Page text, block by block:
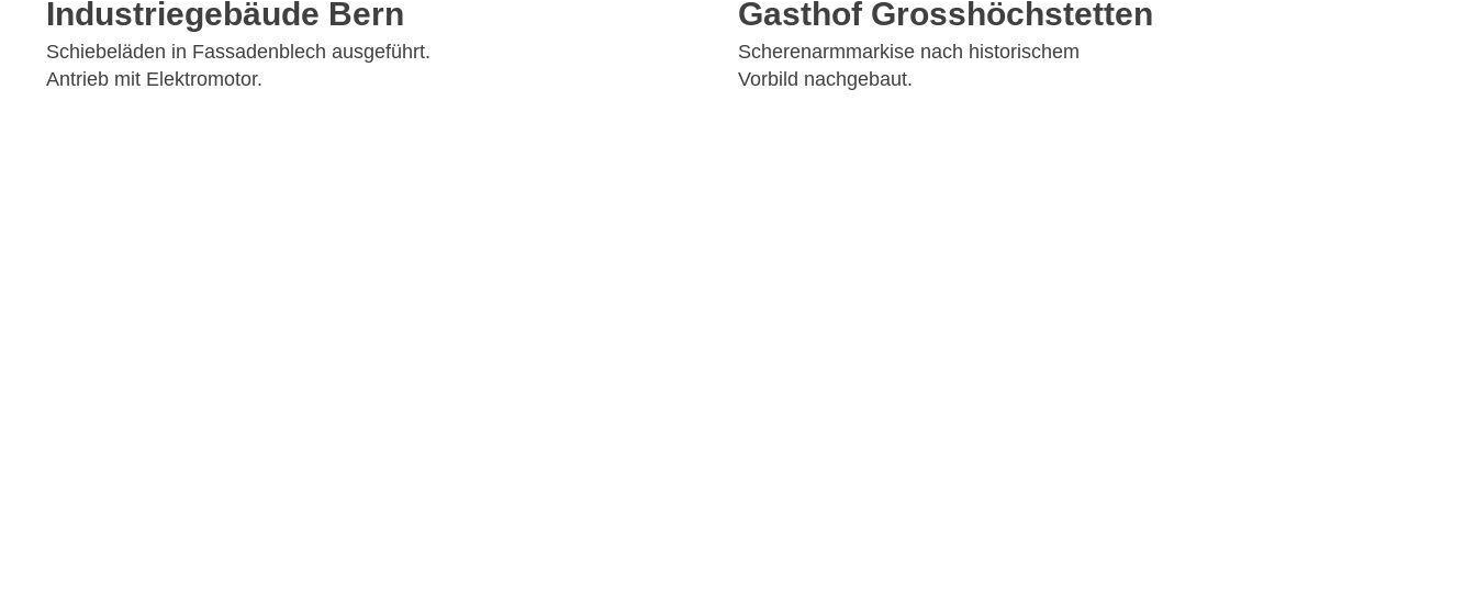
Industriegebäude Bern
Schiebeläden in Fassadenblech ausgeführt.
Antrieb mit Elektromotor.
Gasthof Grosshöchstetten
Scherenarmmarkise nach historischem
Vorbild nachgebaut.